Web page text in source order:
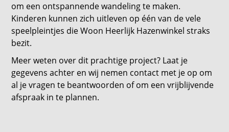
om een ontspannende wandeling te maken.
Kinderen kunnen zich uitleven op één van de vele
speelpleintjes die Woon Heerlijk Hazenwinkel straks
bezit.
Meer weten over dit prachtige project? Laat je
gegevens achter en wij nemen contact met je op om
al je vragen te beantwoorden of om een vrijblijvende
afspraak in te plannen.